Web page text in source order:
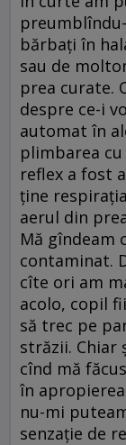
bărbați în
sau de
prea curate.
despre ce-i
automat în
plimbarea
reflex a fost
ține
aerul din
Mă gîndeam
contaminat.
cîte ori am
acolo, copil
să trec pe
străzii. Chiar
cînd mă
în
nu-mi
senzație de